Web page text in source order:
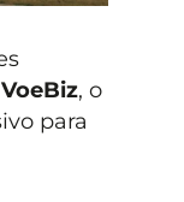
VoeBiz, o
para